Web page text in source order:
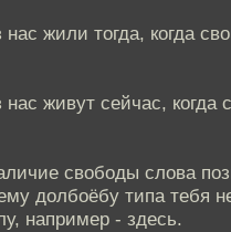
нас жили тогда, когда
нас живут сейчас, когда
свободы слова
долбоёбу типа тебя
например - здесь.